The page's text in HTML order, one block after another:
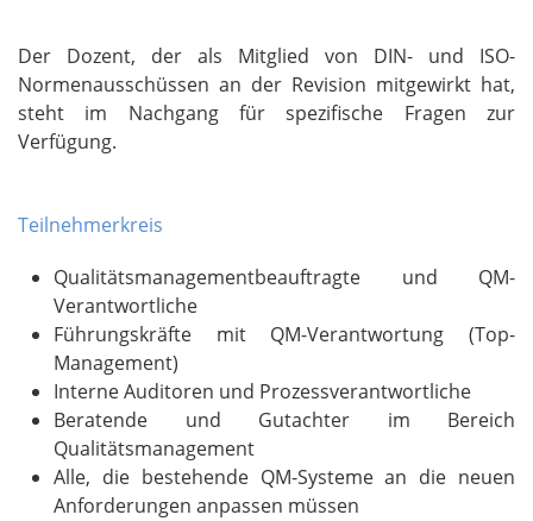
Der Dozent, der als Mitglied von DIN- und ISO-
Normenausschüssen an der Revision mitgewirkt hat,
steht im Nachgang für spezifische Fragen zur
Verfügung.
Teilnehmerkreis
Qualitätsmanagementbeauftragte und QM-
Verantwortliche
Führungskräfte mit QM-Verantwortung (Top-
Management)
Interne Auditoren und Prozessverantwortliche
Beratende und Gutachter im Bereich
Qualitätsmanagement
Alle, die bestehende QM-Systeme an die neuen
Anforderungen anpassen müssen